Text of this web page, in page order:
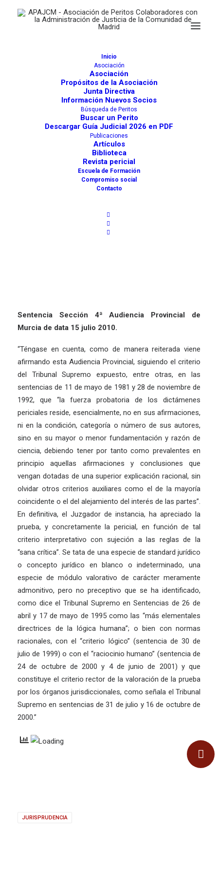
Inicio
Asociación
Asociación
Propósitos de la Asociación
Junta Directiva
Información Nuevos Socios
Búsqueda de Peritos
Buscar un Perito
Descargar Guía Judicial 2026 en PDF
Publicaciones
Artículos
Biblioteca
Revista pericial
Escuela de Formación
Compromiso social
Contacto
WEBMASTER APAJCM
Sentencia Sección 4ª Audiencia Provincial de
Murcia de data 15 julio 2010.
“Téngase en cuenta, como de manera reiterada viene
afirmando esta Audiencia Provincial, siguiendo el criterio
del Tribunal Supremo expuesto, entre otras, en las
sentencias de 11 de mayo de 1981 y 28 de noviembre de
1992, que “la fuerza probatoria de los dictámenes
periciales reside, esencialmente, no en sus afirmaciones,
ni en la condición, categoría o número de sus autores,
sino en su mayor o menor fundamentación y razón de
ciencia, debiendo tener por tanto como prevalentes en
principio aquellas afirmaciones y conclusiones que
vengan dotadas de una superior explicación racional, sin
olvidar otros criterios auxiliares como el de la mayoría
coincidente o el del alejamiento del interés de las partes”.
En definitiva, el Juzgador de instancia, ha apreciado la
prueba, y concretamente la pericial, en función de tal
criterio interpretativo con sujeción a las reglas de la
“sana crítica”. Se tata de una especie de standard jurídico
o concepto jurídico en blanco o indeterminado, una
especie de módulo valorativo de carácter meramente
admonitivo, pero no preceptivo que se ha identificado,
como dice el Tribunal Supremo en Sentencias de 26 de
abril y 17 de mayo de 1995 como las “más elementales
directrices de la lógica humana”; o bien con normas
racionales, con el “criterio lógico” (sentencia de 30 de
julio de 1999) o con el “raciocinio humano” (sentencia de
24 de octubre de 2000 y 4 de junio de 2001) y que
constituye el criterio rector de la valoración de la prueba
por los órganos jurisdiccionales, como señala el Tribunal
Supremo en sentencias de 31 de julio y 16 de octubre de
2000.”
JURISPRUDENCIA